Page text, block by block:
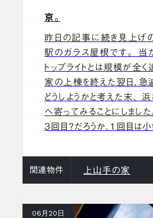
京。
昨日の記事に続き見上げ
駅のガラス屋根です。 当
トップライトとは規模が全
家の上棟を終えた翌日、
どうしようかと考えた末、
へ寄ってみることにしまし
3回目？だろうか、1回目は
関連物件 上山手の家
06月20日